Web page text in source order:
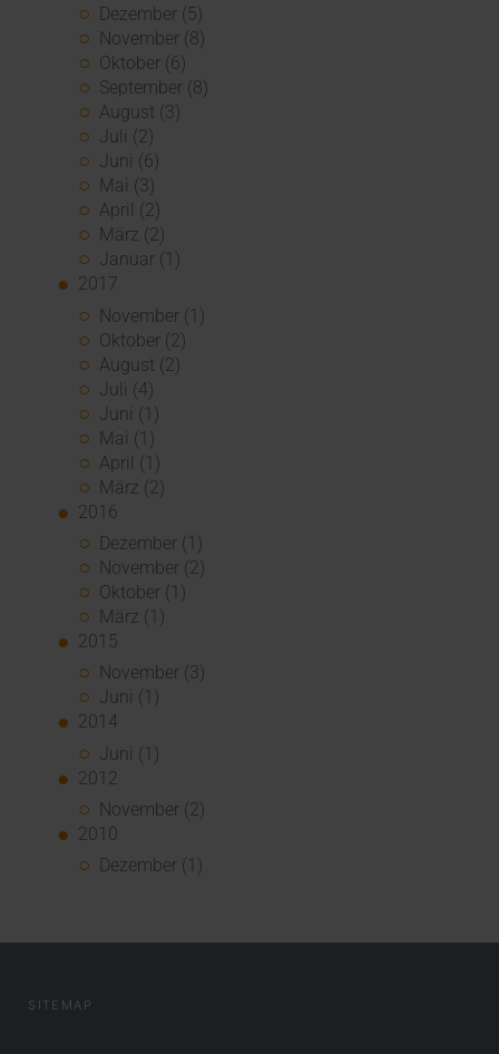
Dezember (5)
November (8)
Oktober (6)
September (8)
August (3)
Juli (2)
Juni (6)
Mai (3)
April (2)
März (2)
Januar (1)
2017
November (1)
Oktober (2)
August (2)
Juli (4)
Juni (1)
Mai (1)
April (1)
März (2)
2016
Dezember (1)
November (2)
Oktober (1)
März (1)
2015
November (3)
Juni (1)
2014
Juni (1)
2012
November (2)
2010
Dezember (1)
SITEMAP